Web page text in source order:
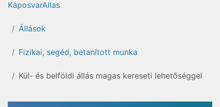
KaposvarAllas
Állások
Fizikai, segéd, betanított munka
Kül- és belföldi állás magas kereseti lehetőséggel